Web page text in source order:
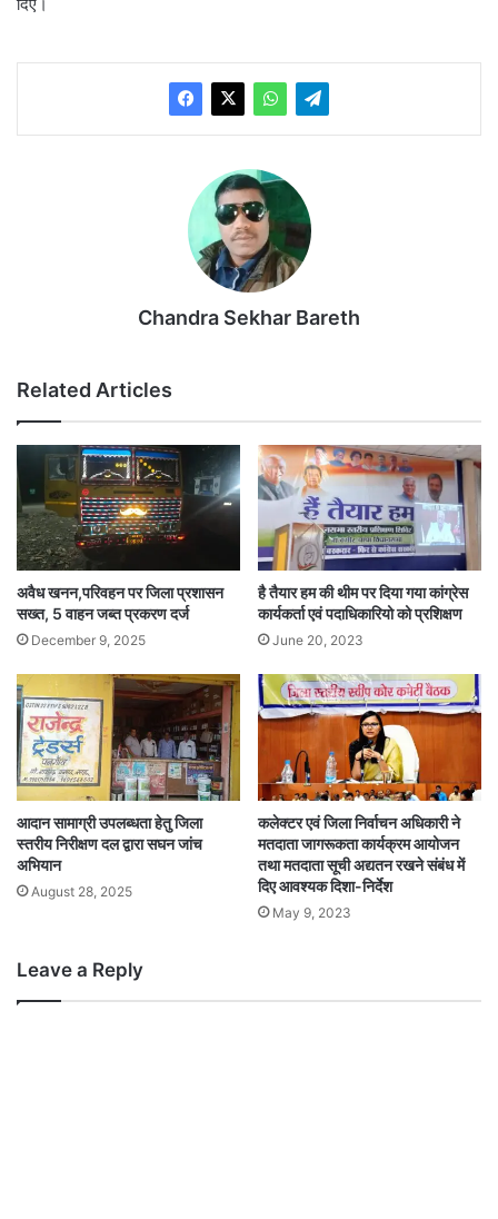
Chandra Sekhar Bareth
Related Articles
अवैध खनन,परिवहन पर जिला प्रशासन
सख्त, 5 वाहन जब्त प्रकरण दर्ज
December 9, 2025
है तैयार हम की थीम पर दिया गया कांग्रेस
कार्यकर्ता एवं पदाधिकारियो को प्रशिक्षण
June 20, 2023
आदान सामाग्री उपलब्धता हेतु जिला
स्तरीय निरीक्षण दल द्वारा सघन जांच
अभियान
August 28, 2025
कलेक्टर एवं जिला निर्वाचन अधिकारी ने
मतदाता जागरूकता कार्यक्रम आयोजन
तथा मतदाता सूची अद्यतन रखने संबंध में
दिए आवश्यक दिशा-निर्देश
May 9, 2023
Leave a Reply